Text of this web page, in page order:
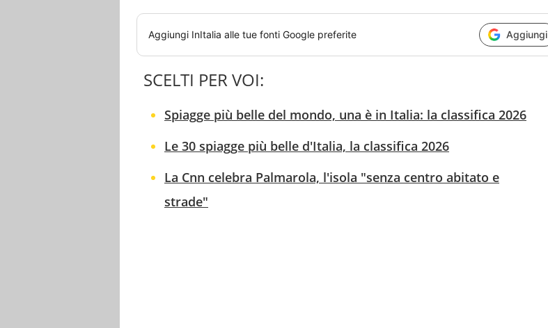
Aggiungi InItalia alle tue fonti Google preferite Aggiungi
SCELTI PER VOI:
Spiagge più belle del mondo, una è in Italia: la classifica 2026
Le 30 spiagge più belle d'Italia, la classifica 2026
La Cnn celebra Palmarola, l'isola "senza centro abitato e
strade"